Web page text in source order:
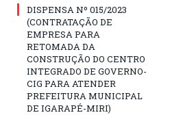
DISPENSA Nº 015/2023
(CONTRATAÇÃO DE
EMPRESA PARA
RETOMADA DA
CONSTRUÇÃO DO CENTRO
INTEGRADO DE GOVERNO-
CIG PARA ATENDER
PREFEITURA MUNICIPAL
DE IGARAPÉ-MIRI)